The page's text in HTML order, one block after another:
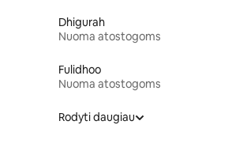
Dhigurah
Nuoma atostogoms
Fulidhoo
Nuoma atostogoms
Rodyti daugiau